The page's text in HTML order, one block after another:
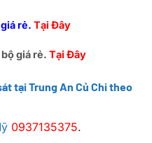
rẻ. Tại Đây
giá rẻ. Tại Đây
tại Trung An Củ Chi theo
0937135375.